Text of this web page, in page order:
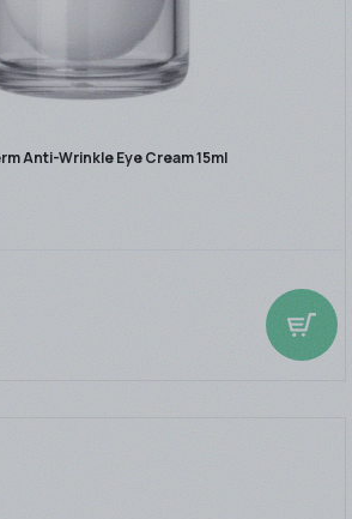
Anti-Wrinkle Eye Cream 15ml